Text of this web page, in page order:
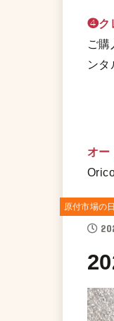
❹ク
ご
ン
オー
原付市場の